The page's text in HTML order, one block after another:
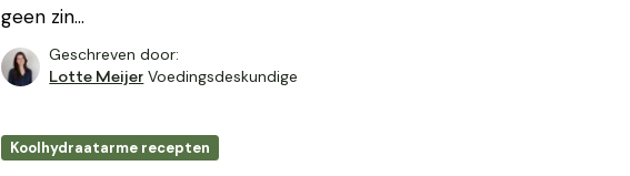
geen zin…
Geschreven door:
Lotte Meijer Voedingsdeskundige
Koolhydraatarme recepten